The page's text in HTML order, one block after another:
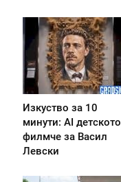
Изкуство за 10
минути: AI детското
филмче за Васил
Левски